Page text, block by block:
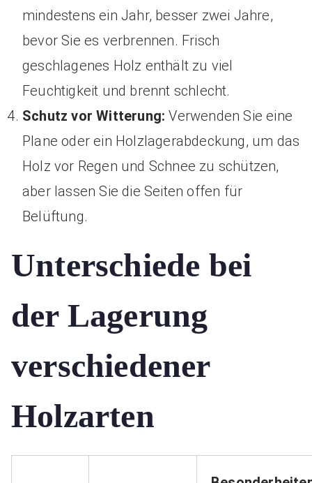
mindestens ein Jahr, besser zwei Jahre,
bevor Sie es verbrennen. Frisch
geschlagenes Holz enthält zu viel
Feuchtigkeit und brennt schlecht.
Schutz vor Witterung: Verwenden Sie eine
Plane oder ein Holzlagerabdeckung, um das
Holz vor Regen und Schnee zu schützen,
aber lassen Sie die Seiten offen für
Belüftung.
Unterschiede bei
der Lagerung
verschiedener
Holzarten